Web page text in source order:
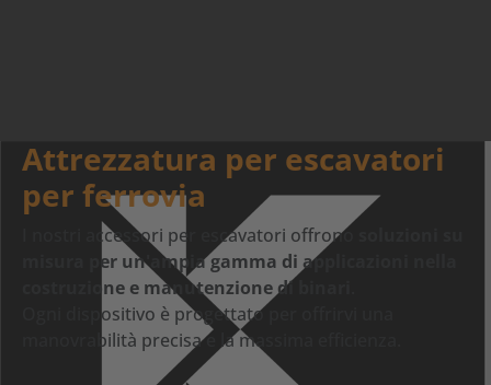
Attrezzatura per escavatori
per ferrovia
I nostri accessori per escavatori offrono
misura per un'ampia gamma di applicazioni nella
costruzione e manutenzione di binari
Ogni dispositivo è progettato per offrirvi una
manovrabilità precisa e la massima efficienza.